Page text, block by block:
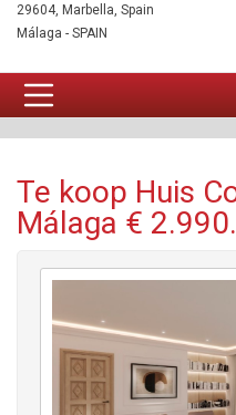
29604, Marbella, Spain
Málaga - SPAIN
Te koop Huis
Málaga €